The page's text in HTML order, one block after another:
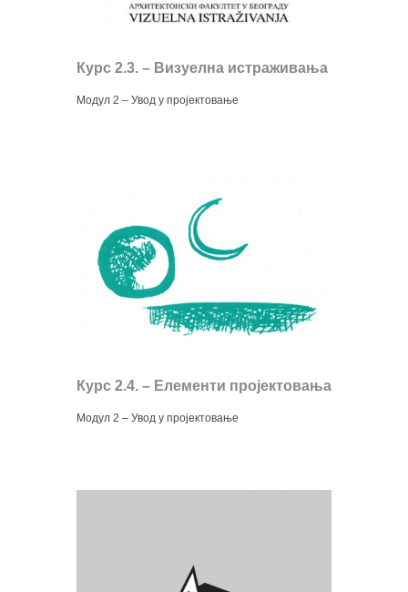
Курс 2.3. – Визуелна истраживања
Модул 2 – Увод у пројектовање
Курс 2.4. – Елементи пројектовања
Модул 2 – Увод у пројектовање